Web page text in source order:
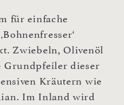
für einfache
Zwiebeln, Olivenöl
Grundpfeiler dieser
Kräutern wie
Im Inland wird